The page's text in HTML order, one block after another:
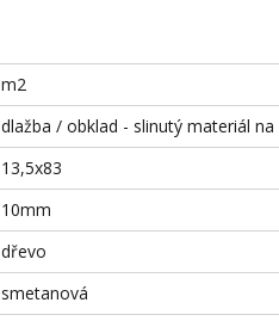
m2
dlažba / obklad - slinutý materiál
13,5x83
10mm
dřevo
smetanová